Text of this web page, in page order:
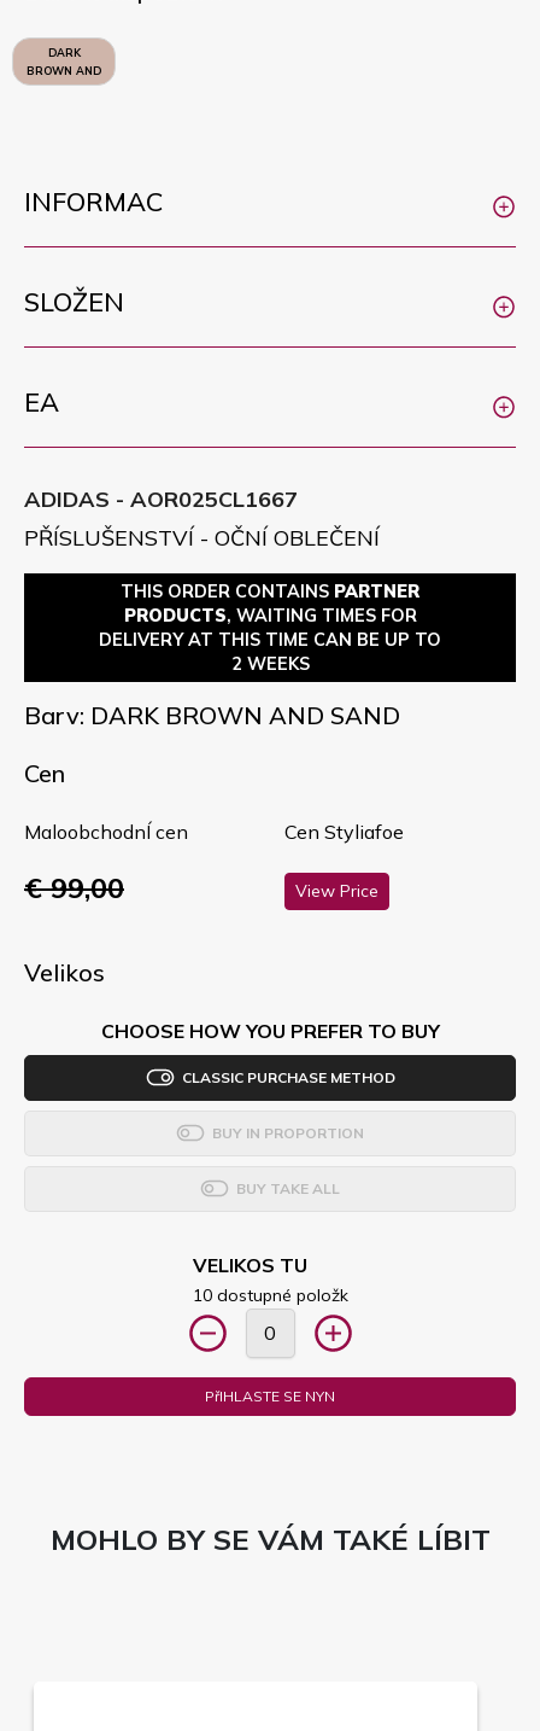
DARK
BROWN AND
SAND
INFORMAC
SLOŽEN
EA
ADIDAS - AOR025CL1667
PŘÍSLUŠENSTVÍ - OČNÍ OBLEČENÍ
THIS ORDER CONTAINS PARTNER
PRODUCTS, WAITING TIMES FOR
DELIVERY AT THIS TIME CAN BE UP TO
2 WEEKS
Barv: DARK BROWN AND SAND
Cen
MaloobchodnÍ cen
€ 99,00
Cen Styliafoe
View Price
Velikos
CHOOSE HOW YOU PREFER TO BUY
CLASSIC PURCHASE METHOD
BUY IN PROPORTION
BUY TAKE ALL
VELIKOS TU
10 dostupné položk
PřIHLASTE SE NYN
MOHLO BY SE VÁM TAKÉ LÍBIT